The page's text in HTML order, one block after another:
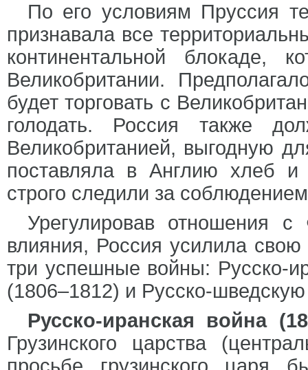
По его условиям Пруссия
признавала все
континентальной блокаде,
Великобритании.
будет торговать с
голодать. Россия также
Великобританией, выгодную
поставляла в Англию хлеб и
строго следили за
Урегулировав отношения
влияния, Россия усилила
три успешные войны: Русско-
(1806–1812) и Русско-
Русско-иранская война
Грузинского царства